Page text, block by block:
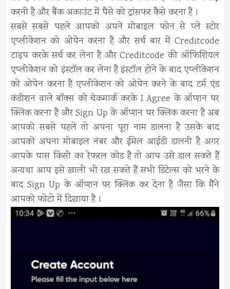
करनी है और बैंक अकाउंट में पैसे को ट्रांसफर कैसे करना है ।
सबसे सबसे पहले आपको अपने मोबाइल फोन से प्ले स्टोर
एप्लीकेशन को ओपेन करना है और सर्च बार में Creditcode
टाइप करके सर्च कर लेना है और Creditcode की ऑफिशियल
एप्लीकेशन को इंस्टॉल कर लेना है इंस्टॉल होने के बाद एप्लीकेशन
को ओपेन करना है एप्लीकेशन को ओपेन करने के बाद टर्म एंड
कंडीशन वाले बॉक्स को चेकमार्क करके I Agree के ऑप्शन पर
क्लिक करना है और Sign Up के ऑप्शन पर क्लिक करना है अब
आपको सबसे पहले तो अपना पूरा नाम डालना है उसके बाद
आपको अपना मोबाइल नंबर और ईमेल आईडी डालनी है अगर
आपके पास किसी का रेफरल कोड है तो आप उसे डाल सकते हैं
अन्यथा आप इसे खाली भी रख सकते हैं सभी डिटेल्स को भरने के
बाद Sign Up के ऑप्शन पर क्लिक कर देना है जैसा कि मैंने
आपको फोटो में दिखाया है ।